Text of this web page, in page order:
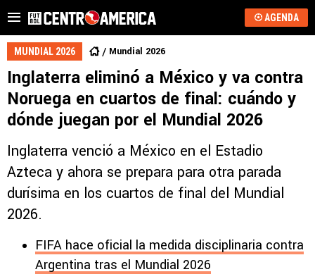
AGENDA
MUNDIAL 2026 Mundial 2026
Inglaterra eliminó a México y va contra
Noruega en cuartos de final: cuándo y
dónde juegan por el Mundial 2026
Inglaterra venció a México en el Estadio
Azteca y ahora se prepara para otra parada
durísima en los cuartos de final del Mundial
2026.
FIFA hace oficial la medida disciplinaria contra
Argentina tras el Mundial 2026